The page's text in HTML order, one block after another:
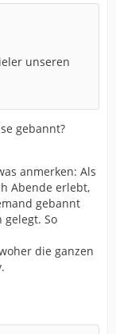
unseren
gebannt?
anmerken: Als
Abende erlebt,
gebannt
So
die ganzen